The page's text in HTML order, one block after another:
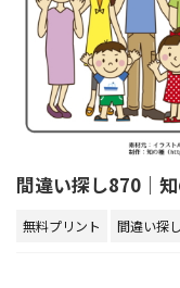
間違い探し870｜
無料プリント 間違い探し